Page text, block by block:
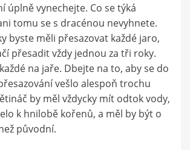
úplně vynechejte. Co se týká
tomu se s dracénou nevyhnete.
byste měli přesazovat každé jaro,
přesadit vždy jednou za tři roky.
na jaře. Dbejte na to, aby se do
vešlo alespoň trochu
by měl vždycky mít odtok vody,
k hnilobě kořenů, a měl by být o
původní.